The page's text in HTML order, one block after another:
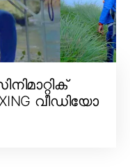
വീഡിയോ